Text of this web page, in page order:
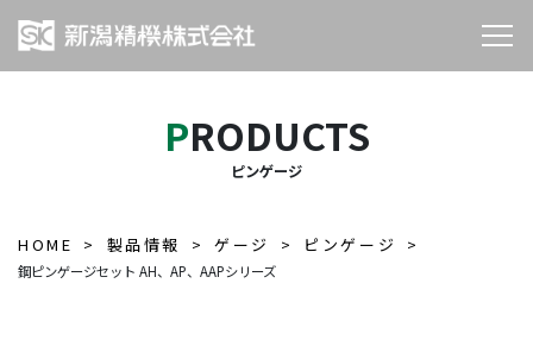
PRODUCTS
ピンゲージ
HOME 製品情報 ゲージ ピンゲージ
鋼ピンゲージセット AH、AP、AAPシリーズ